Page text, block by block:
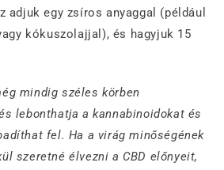
adjuk egy zsíros anyaggal (például
kókuszolajjal), és hagyjuk 15
mindig széles körben
lebonthatja a kannabinoidokat és
fel. Ha a virág minőségének
szeretné élvezni a CBD előnyeit,